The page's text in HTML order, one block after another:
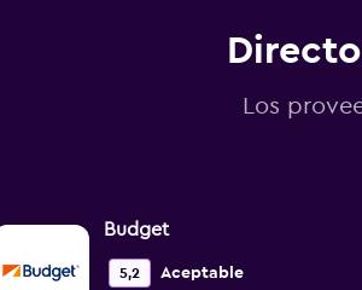
Los
Budget
5,2 Aceptable